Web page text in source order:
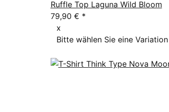
Ruffle Top Laguna Wild Bloom
79,90 € *
x
Bitte wählen Sie eine Variation